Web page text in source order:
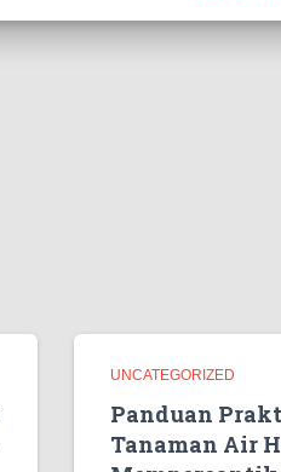
UNCATEGORIZED
Panduan
Tanaman Air